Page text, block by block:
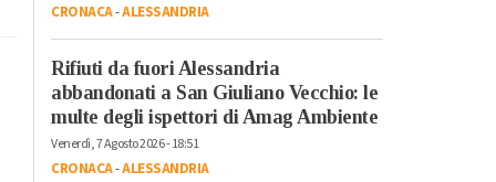
CRONACA-ALESSANDRIA
Rifiuti da fuori Alessandria
abbandonati a San Giuliano Vecchio: le
multe degli ispettori di Amag Ambiente
Venerdì, 7 Agosto 2026 - 18:51
CRONACA-ALESSANDRIA